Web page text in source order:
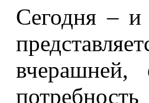
Сегодня – и
вчерашней,